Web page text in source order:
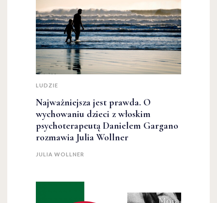
LUDZIE
Najważniejsza jest prawda. O
wychowaniu dzieci z włoskim
psychoterapeutą Danielem Gargano
rozmawia Julia Wollner
JULIA WOLLNER